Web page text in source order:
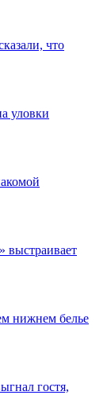
что
уловки
выстраивает
нижнем белье
гостя,